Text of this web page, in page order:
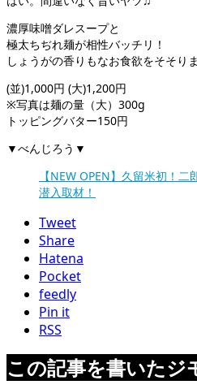
濃厚味噌ダレスープと
極太ちぢれ麺が相性バッチリ！
しょうがの香りもなお食欲をそそり
(並)1,000円 (大)1,200円
※写真は麺の量（大）300g
トッピングバター150円
▼べんじろう▼
【NEW OPEN】久留米初！
潜入取材！
Tweet
Share
Hatena
Pocket
feedly
Pin it
RSS
この記事を書いたジ